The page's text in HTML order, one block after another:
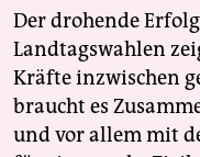
Der drohende
Landtagswahlen
Kräfte inzwischen
braucht es
und vor allem mit